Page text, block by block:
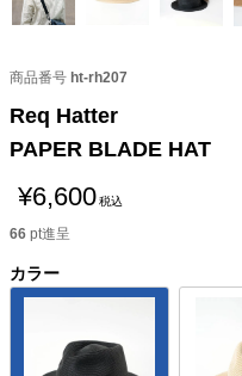
商品番号 ht-rh207
Req Hatter
PAPER BLADE HAT
¥6,600税込
66 pt進呈
カラー